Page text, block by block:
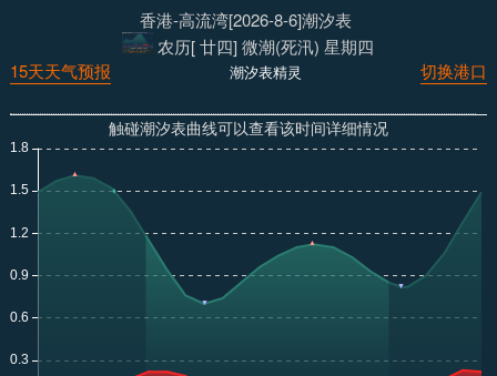
香港-高流湾[2026-8-6]潮汐表
农历[ 廿四] 微潮(死汛) 星期四
切换港口
潮汐表精灵
15天天气预报
触碰潮汐表曲线可以查看该时间详细情况